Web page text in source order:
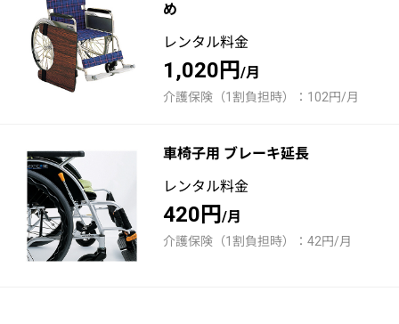
め
レンタル料金
1,020円/月
介護保険（1割負担時）：102円/月
車椅子用 ブレーキ延長
レンタル料金
420円/月
介護保険（1割負担時）：42円/月